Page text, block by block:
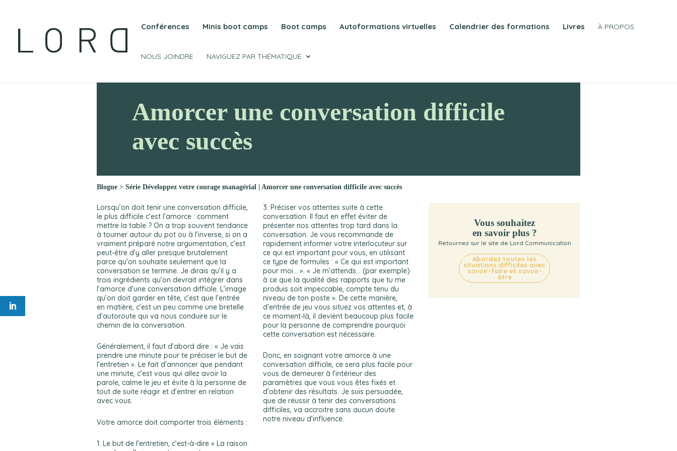
Conférences Minis boot camps Boot camps Autoformations virtuelles Calendrier des formations Livres À PROPOS
NOUS JOINDRE NAVIGUEZ PAR THÉMATIQUE
Amorcer une conversation difficile
avec succès
Blogue > Série Développez votre courage managérial | Amorcer une conversation difficile avec succès
Lorsqu’on doit tenir une conversation difficile,
le plus difficile c’est l’amorce : comment
mettre la table ? On a trop souvent tendance
à tourner autour du pot ou à l’inverse, si on a
vraiment préparé notre argumentation, c’est
peut-être d’y aller presque brutalement
parce qu’on souhaite seulement que la
conversation se termine. Je dirais qu’il y a
trois ingrédients qu’on devrait intégrer dans
l’amorce d’une conversation difficile. L’image
qu’on doit garder en tête, c’est que l’entrée
en matière, c’est un peu comme une bretelle
d’autoroute qui va nous conduire sur le
chemin de la conversation.
Généralement, il faut d’abord dire : « Je vais
prendre une minute pour te préciser le but de
l’entretien ». Le fait d’annoncer que pendant
une minute, c’est vous qui allez avoir la
parole, calme le jeu et évite à la personne de
tout de suite réagir et d’entrer en relation
avec vous.
Votre amorce doit comporter trois éléments :
1. Le but de l’entretien, c’est-à-dire « La raison
3. Préciser vos attentes suite à cette
conversation. Il faut en effet éviter de
présenter nos attentes trop tard dans la
conversation. Je vous recommande de
rapidement informer votre interlocuteur sur
ce qui est important pour vous, en utilisant
ce type de formules : « Ce qui est important
pour moi… ». « Je m’attends… (par exemple)
à ce que la qualité des rapports que tu me
produis soit impeccable, compte tenu du
niveau de ton poste ». De cette manière,
d’entrée de jeu vous situez vos attentes et, à
ce moment-là, il devient beaucoup plus facile
pour la personne de comprendre pourquoi
cette conversation est nécessaire.
Donc, en soignant votre amorce à une
conversation difficile, ce sera plus facile pour
vous de demeurer à l’intérieur des
paramètres que vous vous êtes fixés et
d’obtenir des résultats. Je suis persuadée,
que de réussir à tenir des conversations
difficiles, va accroitre sans aucun doute
notre niveau d’influence.
Vous souhaitez
en savoir plus ?
Retournez sur le site de Lord Communication
Abordez toutes les
situations difficiles avec
savoir-faire et savoir-
être